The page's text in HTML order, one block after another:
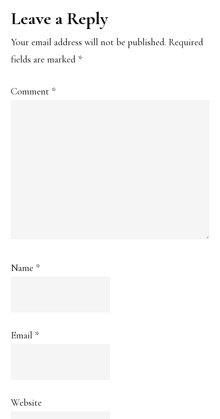
Reader
Interactions
Leave a Reply
Your email address will not be published. Required
fields are marked *
Comment *
Name *
Email *
Website